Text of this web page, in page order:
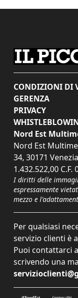
CONDIZIONI DI
GERENZA
PRIVACY
Nord Est
Nord Est
34, 30171
1.432.522,00 C.F.
I diritti delle
espressamente
mezzo e
Per qualsiasi
servizio clienti è
Puoi contattarci
scrivendo una